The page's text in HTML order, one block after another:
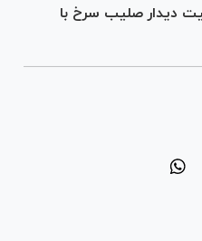
دیدار صلیب سرخ با